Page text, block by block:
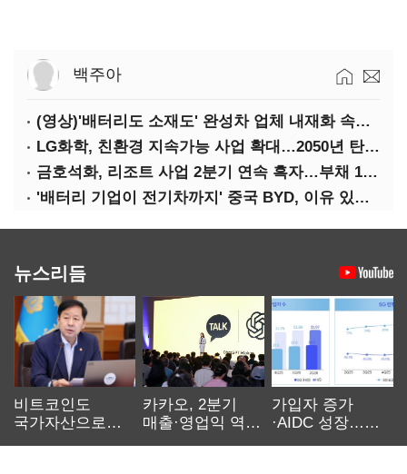
백주아
(영상)'배터리도 소재도' 완성차 업체 내재화 속도낸다
LG화학, 친환경 지속가능 사업 확대…2050년 탄소중립 달성
금호석화, 리조트 사업 2분기 연속 흑자…부채 170%↓
'배터리 기업이 전기차까지' 중국 BYD, 이유 있는 선전
뉴스리듬
비트코인도
국가자산으로…'
카카오, 2분기
매출·영업익 역대
가입자 증가
·AIDC 성장…